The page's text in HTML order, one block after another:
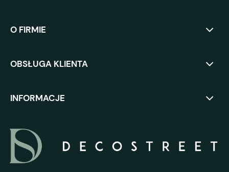
O FIRMIE
OBSŁUGA KLIENTA
INFORMACJE